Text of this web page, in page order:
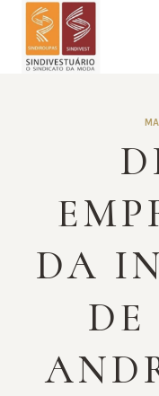
Pular
DA